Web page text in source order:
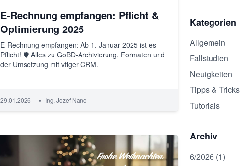
E-Rechnung empfangen: Pflicht &
Optimierung 2025
E-Rechnung empfangen: Ab 1. Januar 2025 ist es
Pflicht! 🛡️ Alles zu GoBD-Archivierung, Formaten und
der Umsetzung mit vtiger CRM.
29.01.2026 • Ing. Jozef Nano
Kategorien
Allgemein
Fallstudien
Neuigkeiten
Tipps & Tricks
Tutorials
Archiv
6/2026 (1)